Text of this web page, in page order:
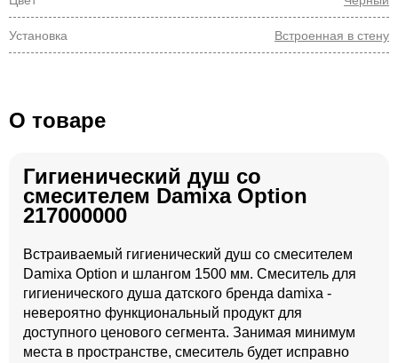
Установка Встроенная в стену
О товаре
Гигиенический душ со
смесителем Damixa Option
217000000
Встраиваемый гигиенический душ со смесителем
Damixa Option и шлангом 1500 мм. Смеситель для
гигиенического душа датского бренда damixa -
невероятно функциональный продукт для
доступного ценового сегмента. Занимая минимум
места в пространстве, смеситель будет исправно